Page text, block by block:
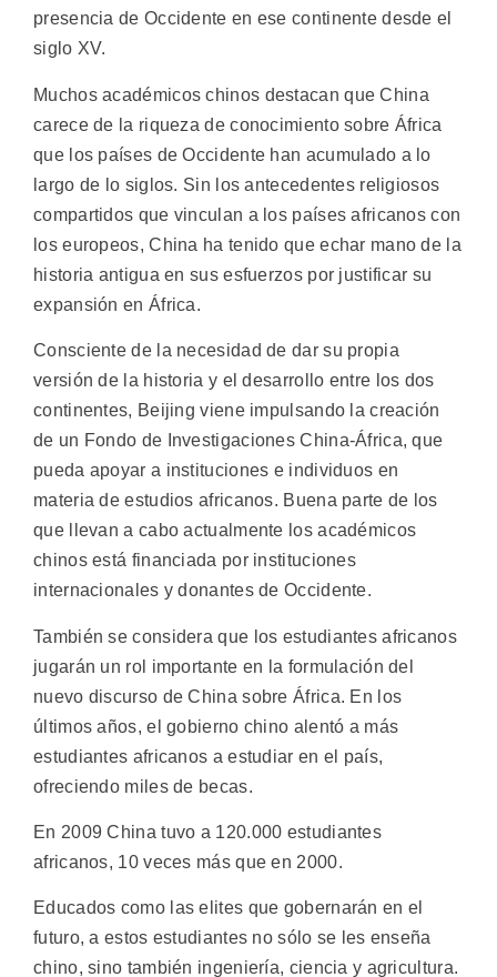
presencia de Occidente en ese continente desde el
siglo XV.
Muchos académicos chinos destacan que China
carece de la riqueza de conocimiento sobre África
que los países de Occidente han acumulado a lo
largo de lo siglos. Sin los antecedentes religiosos
compartidos que vinculan a los países africanos con
los europeos, China ha tenido que echar mano de la
historia antigua en sus esfuerzos por justificar su
expansión en África.
Consciente de la necesidad de dar su propia
versión de la historia y el desarrollo entre los dos
continentes, Beijing viene impulsando la creación
de un Fondo de Investigaciones China-África, que
pueda apoyar a instituciones e individuos en
materia de estudios africanos. Buena parte de los
que llevan a cabo actualmente los académicos
chinos está financiada por instituciones
internacionales y donantes de Occidente.
También se considera que los estudiantes africanos
jugarán un rol importante en la formulación del
nuevo discurso de China sobre África. En los
últimos años, el gobierno chino alentó a más
estudiantes africanos a estudiar en el país,
ofreciendo miles de becas.
En 2009 China tuvo a 120.000 estudiantes
africanos, 10 veces más que en 2000.
Educados como las elites que gobernarán en el
futuro, a estos estudiantes no sólo se les enseña
chino, sino también ingeniería, ciencia y agricultura.